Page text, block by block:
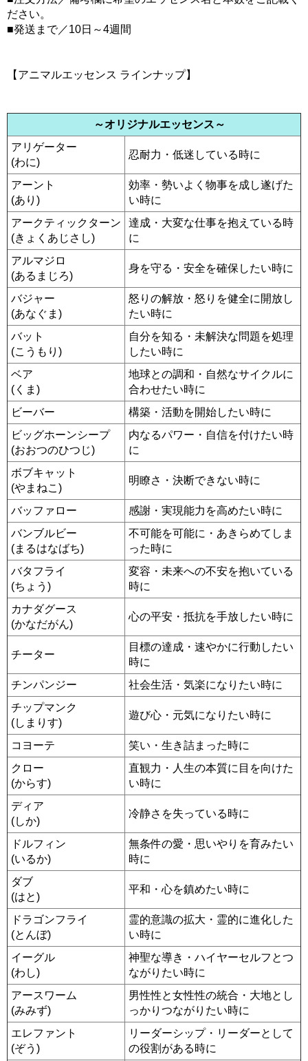
ださい。
■発送まで／10日～4週間
【アニマルエッセンス ラインナップ】
～オリジナルエッセンス～
アリゲーター
(わに)
忍耐力・低迷している時に
アーント
(あり)
効率・勢いよく物事を成し遂げた
い時に
アークティックターン
(きょくあじさし)
達成・大変な仕事を抱えている時
に
アルマジロ
(あるまじろ)
身を守る・安全を確保したい時に
バジャー
(あなぐま)
怒りの解放・怒りを健全に開放し
たい時に
バット
(こうもり)
自分を知る・未解決な問題を処理
したい時に
ベア
(くま)
地球との調和・自然なサイクルに
合わせたい時に
ビーバー
構築・活動を開始したい時に
ビッグホーンシープ
(おおつのひつじ)
内なるパワー・自信を付けたい時
に
ボブキャット
(やまねこ)
明瞭さ・決断できない時に
バッファロー
感謝・実現能力を高めたい時に
バンブルビー
(まるはなばち)
不可能を可能に・あきらめてしま
った時に
バタフライ
(ちょう)
変容・未来への不安を抱いている
時に
カナダグース
(かなだがん)
心の平安・抵抗を手放したい時に
チーター
目標の達成・速やかに行動したい
時に
チンパンジー
社会生活・気楽になりたい時に
チップマンク
(しまりす)
遊び心・元気になりたい時に
コヨーテ
笑い・生き詰まった時に
クロー
(からす)
直観力・人生の本質に目を向けた
い時に
ディア
(しか)
冷静さを失っている時に
ドルフィン
(いるか)
無条件の愛・思いやりを育みたい
時に
ダブ
(はと)
平和・心を鎮めたい時に
ドラゴンフライ
(とんぼ)
霊的意識の拡大・霊的に進化した
い時に
イーグル
(わし)
神聖な導き・ハイヤーセルフとつ
ながりたい時に
アースワーム
(みみず)
男性性と女性性の統合・大地とし
っかりつながりたい時に
エレファント
(ぞう)
リーダーシップ・リーダーとして
の役割がある時に